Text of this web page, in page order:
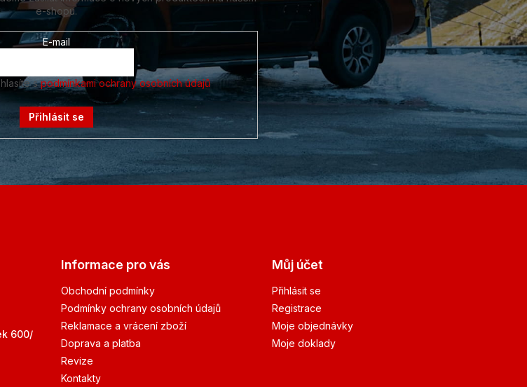
e-shopu.
E-mail
spodmínkami ochrany osobních údajů
Přihlásit se
600/
Informace pro vás
Obchodní podmínky
Podmínky ochrany osobních údajů
Reklamace a vrácení zboží
Doprava a platba
Revize
Kontakty
Můj účet
Přihlásit se
Registrace
Moje objednávky
Moje doklady